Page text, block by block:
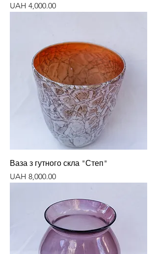
Price
UAH 4,000.00
Ваза з гутного скла "Степ"
Price
UAH 8,000.00